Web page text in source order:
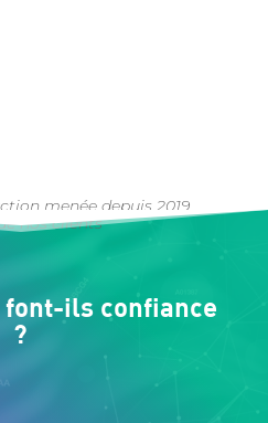
menée depuis 2019
nos clients
font-ils confiance
?